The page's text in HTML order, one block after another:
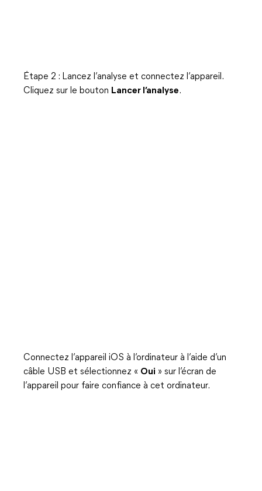
Étape 2 : Lancez l’analyse et connectez l’appareil.
Cliquez sur le bouton Lancer l’analyse.
Connectez l’appareil iOS à l’ordinateur à l’aide d’un
câble USB et sélectionnez « Oui » sur l’écran de
l’appareil pour faire confiance à cet ordinateur.